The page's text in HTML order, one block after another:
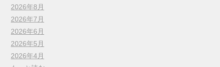
2026年8月
2026年7月
2026年6月
2026年5月
2026年4月